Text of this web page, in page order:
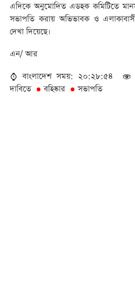
এদিকে অনুমোদিত এডহক কমিটিতে
সভাপতি করায় অভিভাবক ও
দেখা দিয়েছে।
এন/ আর
বাংলাদেশ সময়: ২০:২৮:৫৪
দাবিতে ● বহিষ্কার ● সভাপতি